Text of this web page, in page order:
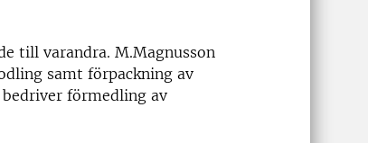
till varandra. M.Magnusson
samt förpackning av
förmedling av